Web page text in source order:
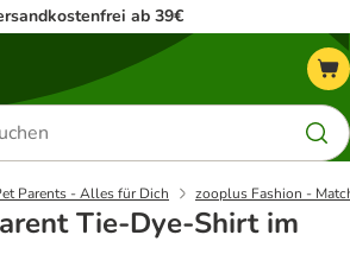
ab 39€
Parents - Alles für Dich zooplus Fashion -
Tie-Dye-Shirt im